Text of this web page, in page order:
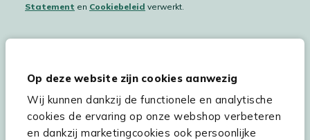
Op deze website zijn cookies aanwezig
Wij kunnen dankzij de functionele en analytische
cookies de ervaring op onze webshop verbeteren
en dankzij marketingcookies ook persoonlijke
Statement en Cookiebeleid verwerkt.
Hulp & service
Assortiment
Kees Smit Tuinmeubelen